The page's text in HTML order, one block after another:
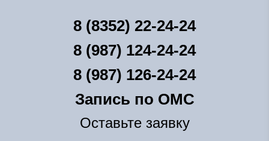
8 (8352) 22-24-24
8 (987) 124-24-24
8 (987) 126-24-24
Запись по ОМС
Оставьте заявку